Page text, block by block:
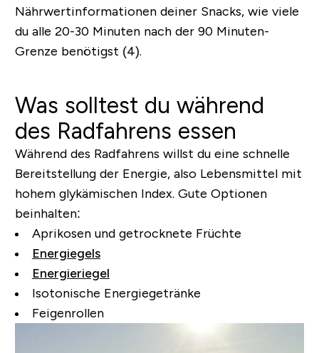
Nährwertinformationen deiner Snacks, wie viele
du alle 20-30 Minuten nach der 90 Minuten-
Grenze benötigst (4).
Was solltest du während
des Radfahrens essen
Während des Radfahrens willst du eine schnelle
Bereitstellung der Energie, also Lebensmittel mit
hohem glykämischen Index. Gute Optionen
beinhalten:
Aprikosen und getrocknete Früchte
Energiegels
Energieriegel
Isotonische Energiegetränke
Feigenrollen